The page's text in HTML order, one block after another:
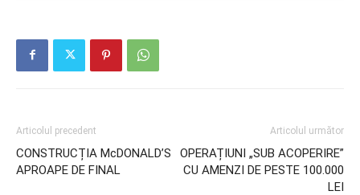
Articolul precedent
CONSTRUCȚIA McDONALD’S
APROAPE DE FINAL
Articolul următor
OPERAȚIUNI „SUB ACOPERIRE”
CU AMENZI DE PESTE 100.000
LEI